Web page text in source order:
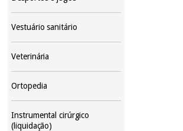
Vestuário sanitário
Veterinária
Ortopedia
Instrumental cirúrgico
(liquidação)